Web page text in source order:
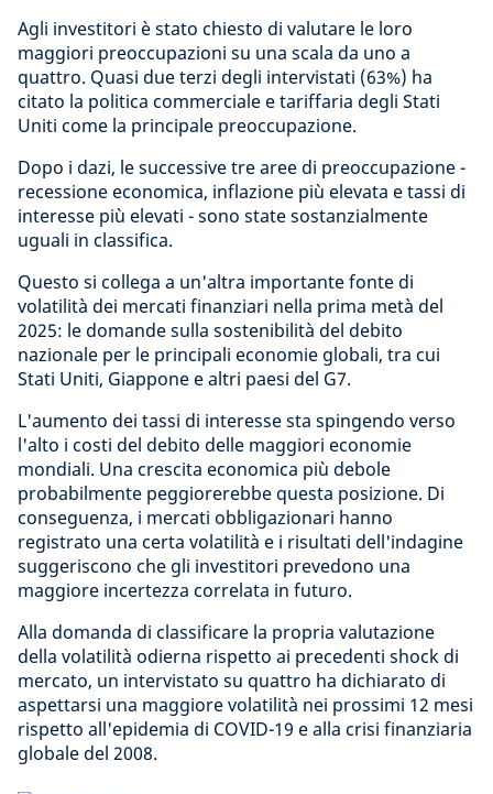
Agli investitori è stato chiesto di valutare le loro
maggiori preoccupazioni su una scala da uno a
quattro. Quasi due terzi degli intervistati (63%) ha
citato la politica commerciale e tariffaria degli Stati
Uniti come la principale preoccupazione.
Dopo i dazi, le successive tre aree di preoccupazione -
recessione economica, inflazione più elevata e tassi di
interesse più elevati - sono state sostanzialmente
uguali in classifica.
Questo si collega a un'altra importante fonte di
volatilità dei mercati finanziari nella prima metà del
2025: le domande sulla sostenibilità del debito
nazionale per le principali economie globali, tra cui
Stati Uniti, Giappone e altri paesi del G7.
L'aumento dei tassi di interesse sta spingendo verso
l'alto i costi del debito delle maggiori economie
mondiali. Una crescita economica più debole
probabilmente peggiorerebbe questa posizione. Di
conseguenza, i mercati obbligazionari hanno
registrato una certa volatilità e i risultati dell'indagine
suggeriscono che gli investitori prevedono una
maggiore incertezza correlata in futuro.
Alla domanda di classificare la propria valutazione
della volatilità odierna rispetto ai precedenti shock di
mercato, un intervistato su quattro ha dichiarato di
aspettarsi una maggiore volatilità nei prossimi 12 mesi
rispetto all'epidemia di COVID-19 e alla crisi finanziaria
globale del 2008.